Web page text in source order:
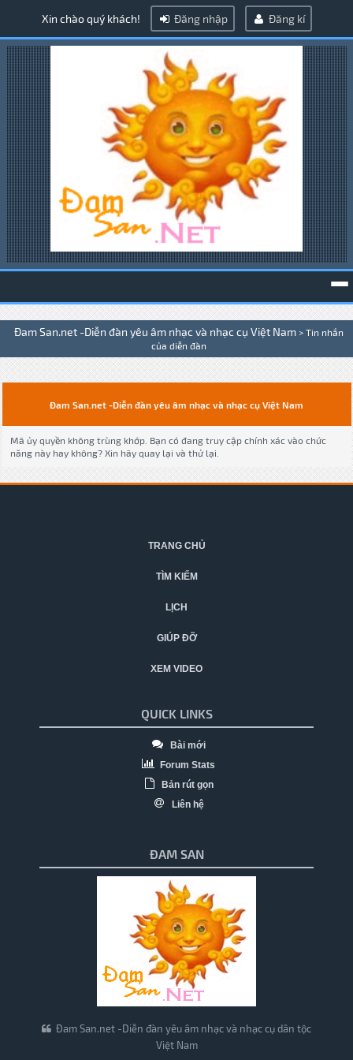
Xin chào quý khách! Đăng nhập Đăng kí
Đam San.net -Diễn đàn yêu âm nhạc và nhạc cụ Việt Nam > Tin nhắn
của diễn đàn
Đam San.net -Diễn đàn yêu âm nhạc và nhạc cụ Việt Nam
Mã ủy quyền không trùng khớp. Bạn có đang truy cập chính xác vào chức
năng này hay không? Xin hãy quay lại và thử lại.
TRANG CHỦ
TÌM KIẾM
LỊCH
GIÚP ĐỠ
XEM VIDEO
QUICK LINKS
Bài mới
Forum Stats
Bản rút gọn
Liên hệ
ĐAM SAN
Đam San.net -Diễn đàn yêu âm nhạc và nhạc cụ dân tộc
Việt Nam